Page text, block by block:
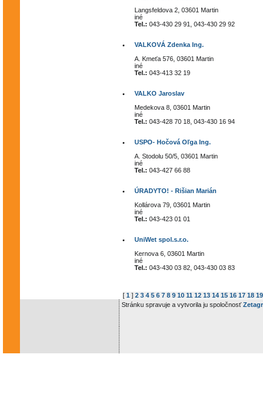
Langsfeldova 2, 03601 Martin
iné
Tel.: 043-430 29 91, 043-430 29 92
VALKOVÁ Zdenka Ing.
A. Kmeťa 576, 03601 Martin
iné
Tel.: 043-413 32 19
VALKO Jaroslav
Medekova 8, 03601 Martin
iné
Tel.: 043-428 70 18, 043-430 16 94
USPO- Hočová Oľga Ing.
A. Stodolu 50/5, 03601 Martin
iné
Tel.: 043-427 66 88
ÚRADYTO! - Rišian Marián
Kollárova 79, 03601 Martin
iné
Tel.: 043-423 01 01
UniWet spol.s.r.o.
Kernova 6, 03601 Martin
iné
Tel.: 043-430 03 82, 043-430 03 83
[ 1 ] 2 3 4 5 6 7 8 9 10 11 12 13 14 15 16 17 18 19
Stránku spravuje a vytvorila ju spoločnosť